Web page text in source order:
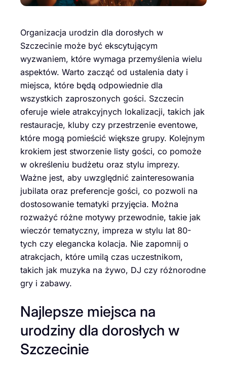
Organizacja urodzin dla dorosłych w
Szczecinie może być ekscytującym
wyzwaniem, które wymaga przemyślenia wielu
aspektów. Warto zacząć od ustalenia daty i
miejsca, które będą odpowiednie dla
wszystkich zaproszonych gości. Szczecin
oferuje wiele atrakcyjnych lokalizacji, takich jak
restauracje, kluby czy przestrzenie eventowe,
które mogą pomieścić większe grupy. Kolejnym
krokiem jest stworzenie listy gości, co pomoże
w określeniu budżetu oraz stylu imprezy.
Ważne jest, aby uwzględnić zainteresowania
jubilata oraz preferencje gości, co pozwoli na
dostosowanie tematyki przyjęcia. Można
rozważyć różne motywy przewodnie, takie jak
wieczór tematyczny, impreza w stylu lat 80-
tych czy elegancka kolacja. Nie zapomnij o
atrakcjach, które umilą czas uczestnikom,
takich jak muzyka na żywo, DJ czy różnorodne
gry i zabawy.
Najlepsze miejsca na
urodziny dla dorosłych w
Szczecinie